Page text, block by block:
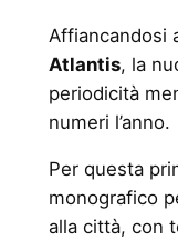
Affiancandosi
Atlantis, la
periodicità
numeri l’anno.
Per questa
monografico
alla città, con